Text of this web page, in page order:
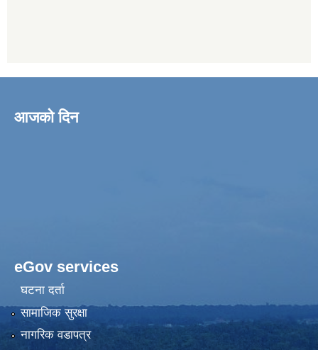
आजको दिन
eGov services
घटना दर्ता
सामाजिक सुरक्षा
नागरिक वडापत्र